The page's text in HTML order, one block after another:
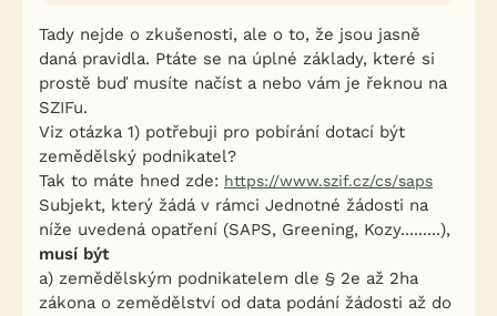
Tady nejde o zkušenosti, ale o to, že jsou jasně
daná pravidla. Ptáte se na úplné základy, které si
prostě buď musíte načíst a nebo vám je řeknou na
SZIFu.
Viz otázka 1) potřebuji pro pobírání dotací být
zemědělský podnikatel?
Tak to máte hned zde: https://www.szif.cz/cs/saps
Subjekt, který žádá v rámci Jednotné žádosti na
níže uvedená opatření (SAPS, Greening, Kozy.........),
musí být
a) zemědělským podnikatelem dle § 2e až 2ha
zákona o zemědělství od data podání žádosti až do